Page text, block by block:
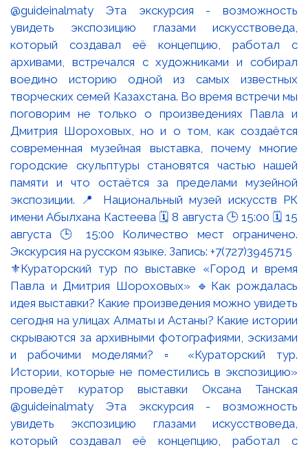
⚜️Кураторский тур по выставке «Город и время
Павла и Дмитрия Шороховых» 🔹Как рождалась
идея выставки? Какие произведения можно увидеть
сегодня на улицах Алматы и Астаны? Какие истории
скрываются за архивными фотографиями, эскизами
и рабочими моделями? ▫️ «Кураторский тур.
Истории, которые не поместились в экспозицию»
проведёт куратор выставки Оксана Танская
@guideinalmaty Эта экскурсия - возможность
увидеть экспозицию глазами искусствоведа,
который создавал её концепцию, работал с